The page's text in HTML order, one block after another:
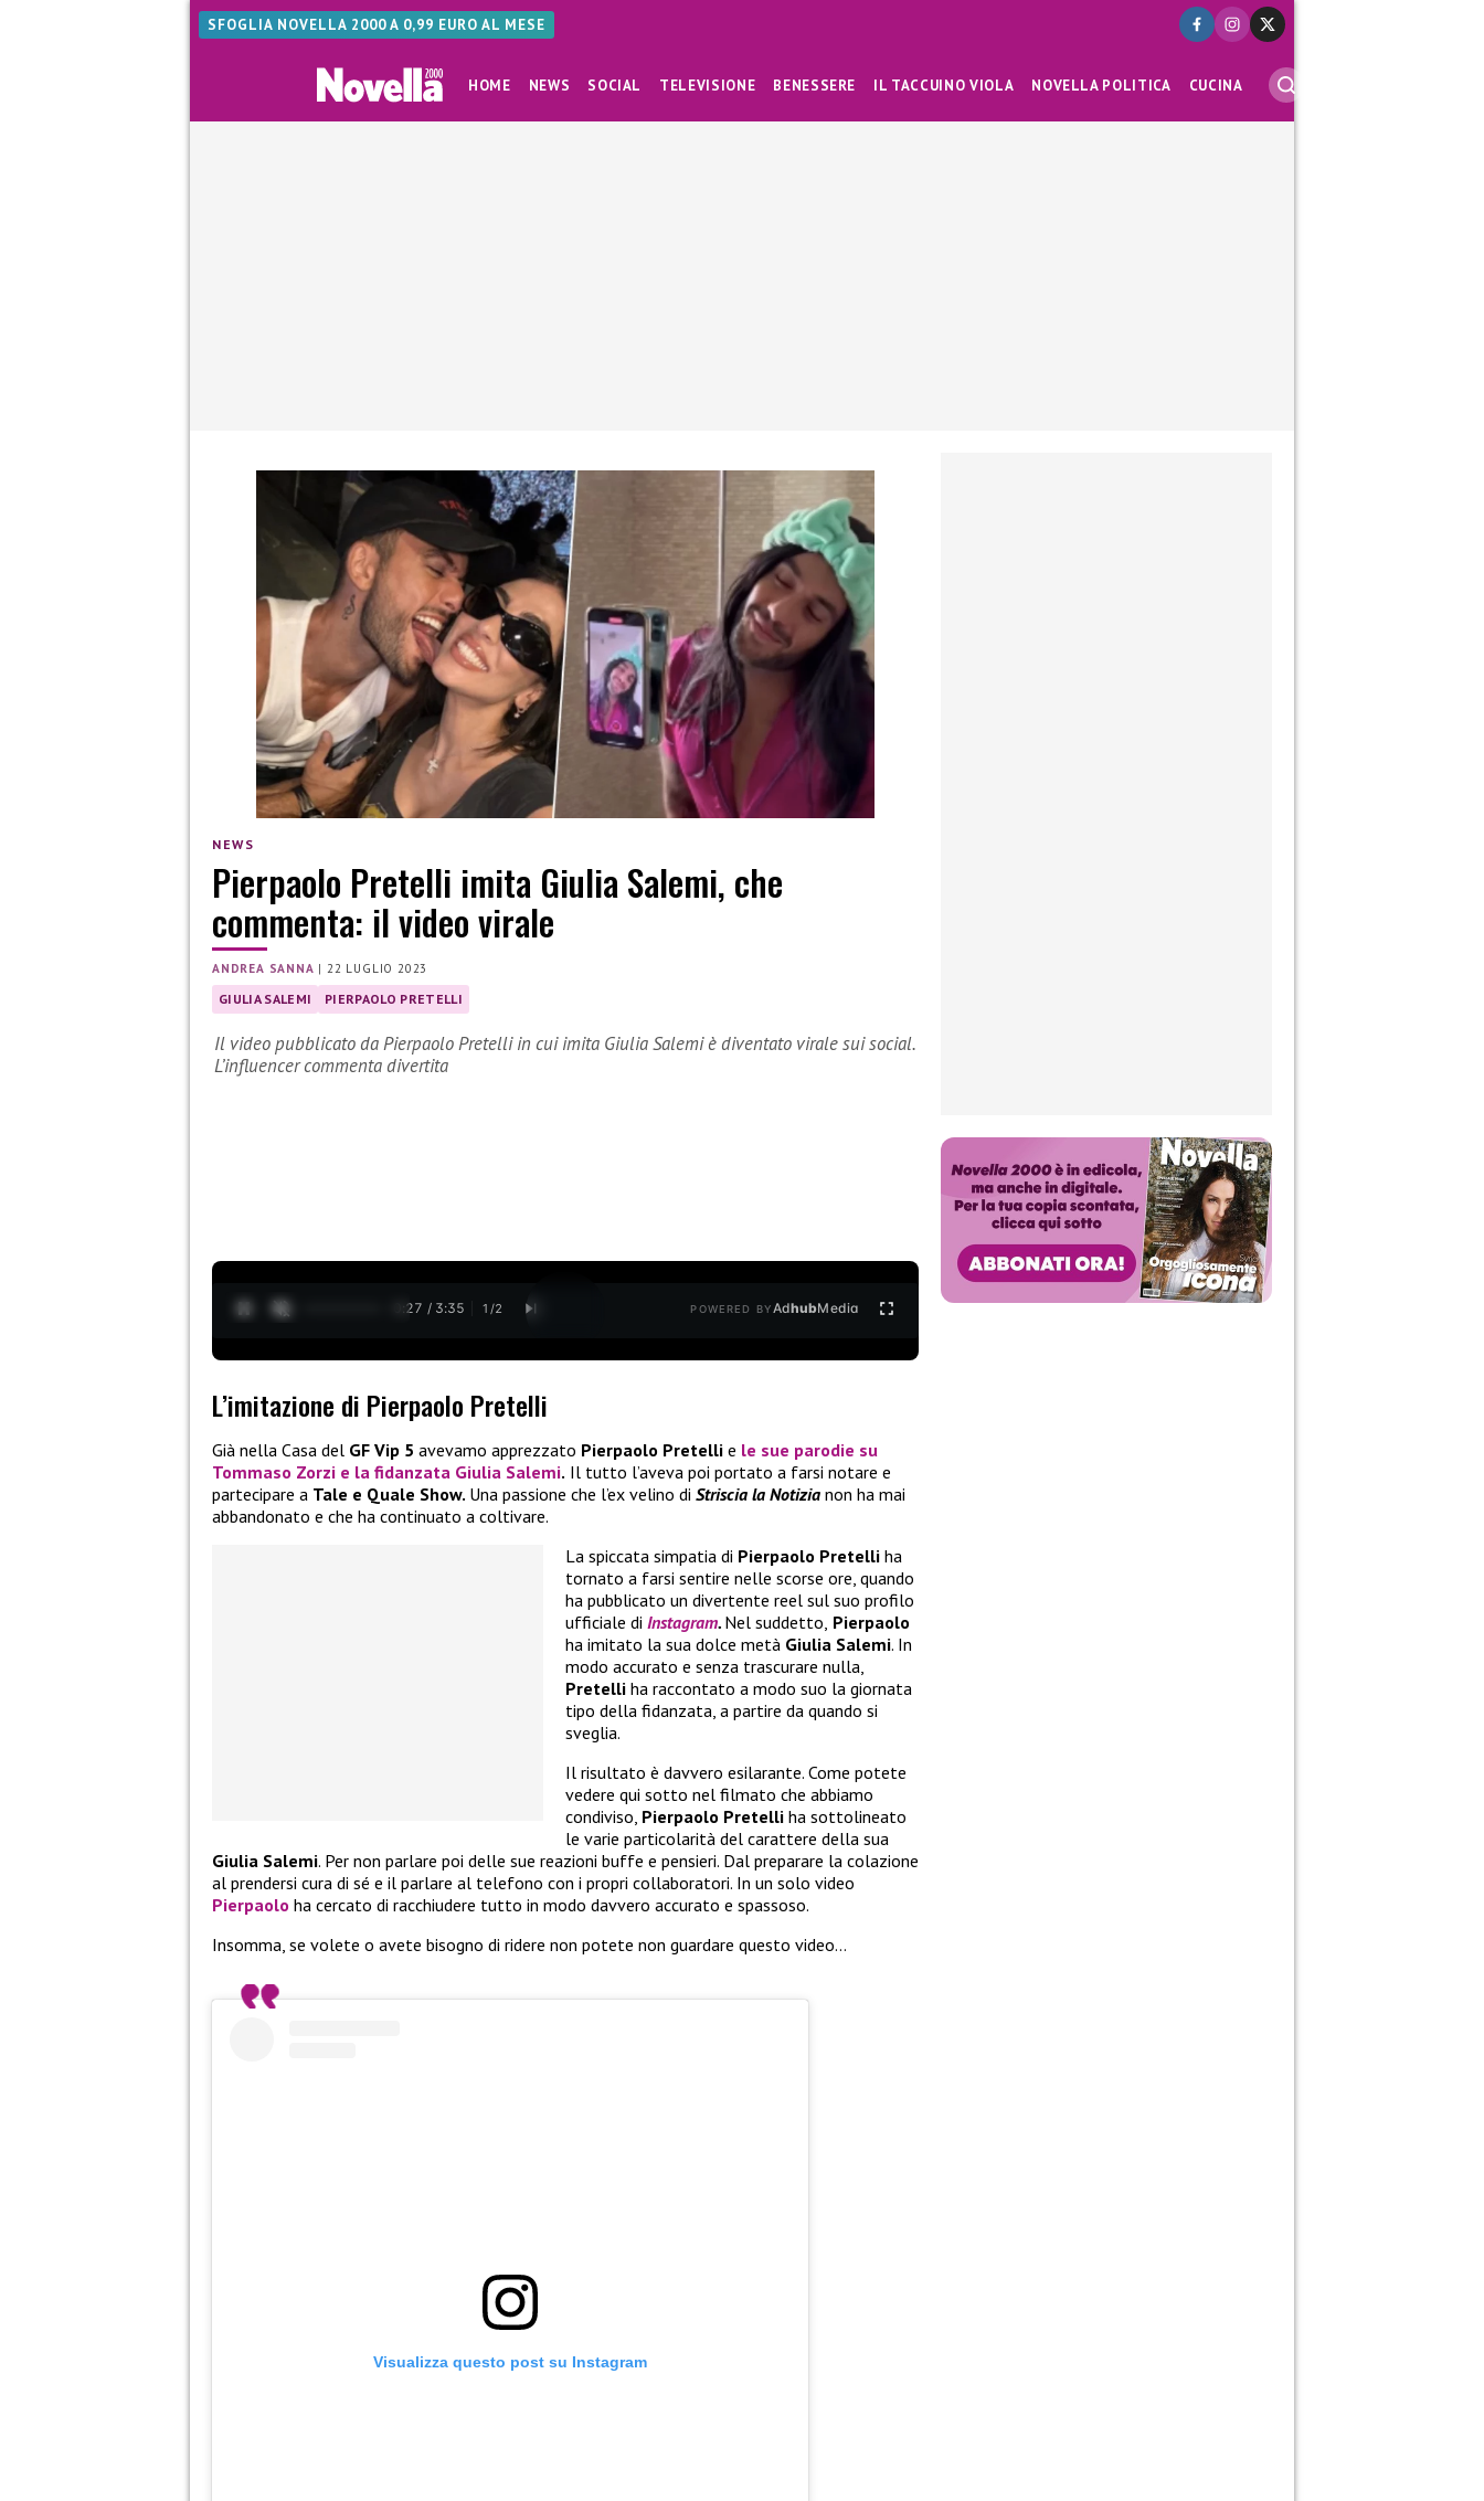
SFOGLIA NOVELLA 2000 A 0,99 EURO AL MESE
HOME NEWS SOCIAL TELEVISIONE BENESSERE IL TACCUINO VIOLA NOVELLA POLITICA CUCINA
NEWS
Pierpaolo Pretelli imita Giulia Salemi, che
commenta: il video virale
ANDREA SANNA |22 LUGLIO 2023
GIULIA SALEMI PIERPAOLO PRETELLI
Il video pubblicato da Pierpaolo Pretelli in cui imita Giulia Salemi è diventato virale sui social.
L’influencer commenta divertita
0:28 / 3:35 1 /2 POWERED BYAdhubMedia
L’imitazione di Pierpaolo Pretelli
Già nella Casa del GF Vip 5 avevamo apprezzato Pierpaolo Pretelli e le sue parodie su
Tommaso Zorzi e la fidanzata Giulia Salemi. Il tutto l’aveva poi portato a farsi notare e
partecipare a Tale e Quale Show. Una passione che l’ex velino di Striscia la Notizia non ha mai
abbandonato e che ha continuato a coltivare.
La spiccata simpatia di Pierpaolo Pretelli ha
tornato a farsi sentire nelle scorse ore, quando
ha pubblicato un divertente reel sul suo profilo
ufficiale di Instagram. Nel suddetto, Pierpaolo
ha imitato la sua dolce metà Giulia Salemi. In
modo accurato e senza trascurare nulla,
Pretelli ha raccontato a modo suo la giornata
tipo della fidanzata, a partire da quando si
sveglia.
Il risultato è davvero esilarante. Come potete
vedere qui sotto nel filmato che abbiamo
condiviso, Pierpaolo Pretelli ha sottolineato
le varie particolarità del carattere della sua
Giulia Salemi. Per non parlare poi delle sue reazioni buffe e pensieri. Dal preparare la colazione
al prendersi cura di sé e il parlare al telefono con i propri collaboratori. In un solo video
Pierpaolo ha cercato di racchiudere tutto in modo davvero accurato e spassoso.
Insomma, se volete o avete bisogno di ridere non potete non guardare questo video…
Visualizza questo post su Instagram